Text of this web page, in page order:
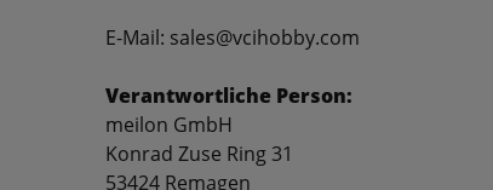
E-Mail: sales@vcihobby.com
Verantwortliche Person:
meilon GmbH
Konrad Zuse Ring 31
53424 Remagen